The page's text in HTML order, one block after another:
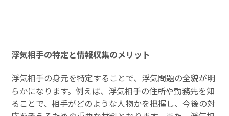
浮気相手の特定と情報収集のメリット
浮気相手の身元を特定することで、浮気問題の全貌が明
らかになります。例えば、浮気相手の住所や勤務先を知
ることで、相手がどのような人物かを把握し、今後の対